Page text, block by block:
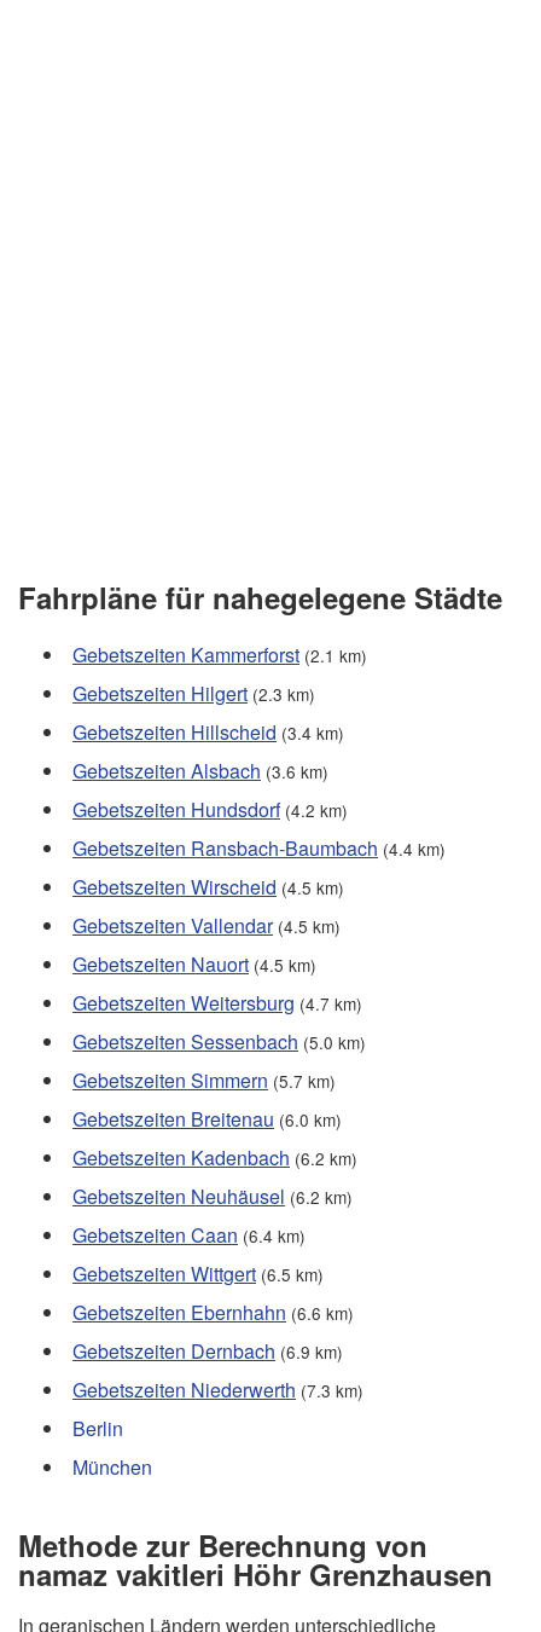
Fahrpläne für nahegelegene Städte
Gebetszeiten Kammerforst (2.1 km)
Gebetszeiten Hilgert (2.3 km)
Gebetszeiten Hillscheid (3.4 km)
Gebetszeiten Alsbach (3.6 km)
Gebetszeiten Hundsdorf (4.2 km)
Gebetszeiten Ransbach-Baumbach (4.4 km)
Gebetszeiten Wirscheid (4.5 km)
Gebetszeiten Vallendar (4.5 km)
Gebetszeiten Nauort (4.5 km)
Gebetszeiten Weitersburg (4.7 km)
Gebetszeiten Sessenbach (5.0 km)
Gebetszeiten Simmern (5.7 km)
Gebetszeiten Breitenau (6.0 km)
Gebetszeiten Kadenbach (6.2 km)
Gebetszeiten Neuhäusel (6.2 km)
Gebetszeiten Caan (6.4 km)
Gebetszeiten Wittgert (6.5 km)
Gebetszeiten Ebernhahn (6.6 km)
Gebetszeiten Dernbach (6.9 km)
Gebetszeiten Niederwerth (7.3 km)
Berlin
München
Methode zur Berechnung von
namaz vakitleri Höhr Grenzhausen
In geranischen Ländern werden unterschiedliche